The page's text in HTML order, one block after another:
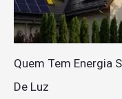
Quem Tem Energia
De Luz